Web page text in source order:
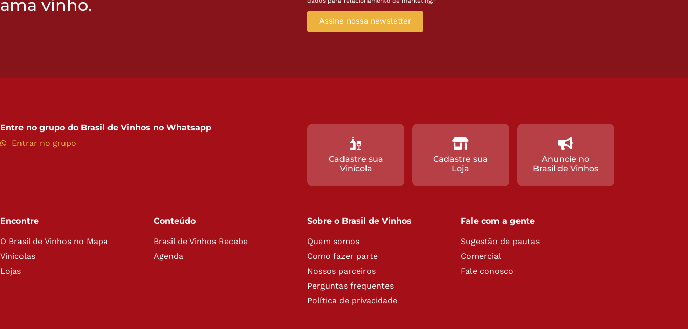
ama vinho.
Assine nossa newsletter
Entre no grupo do Brasil de Vinhos no Whatsapp
Entrar no grupo
Cadastre sua
Vinícola
Cadastre sua
Loja
Anuncie no
Brasil de Vinhos
Encontre
O Brasil de Vinhos no Mapa
Vinícolas
Lojas
Conteúdo
Brasil de Vinhos Recebe
Agenda
Sobre o Brasil de Vinhos
Quem somos
Como fazer parte
Nossos parceiros
Perguntas frequentes
Política de privacidade
Fale com a gente
Sugestão de pautas
Comercial
Fale conosco